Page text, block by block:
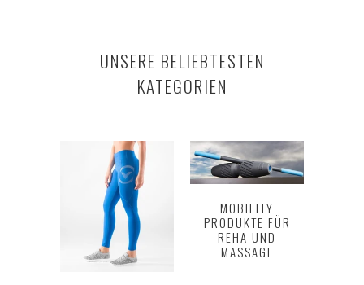
UNSERE BELIEBTESTEN
KATEGORIEN
MOBILITY
PRODUKTE FÜR
REHA UND
MASSAGE